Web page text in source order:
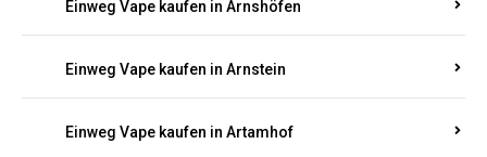
Einweg Vape kaufen in Arnshöfen
Einweg Vape kaufen in Arnstein
Einweg Vape kaufen in Artamhof